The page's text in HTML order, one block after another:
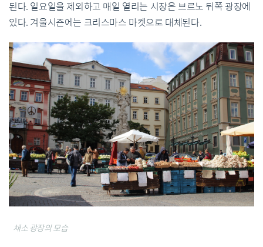
된다. 일요일을 제외하고 매일 열리는 시장은 브르노 뒤쪽 광장에
있다. 겨울시즌에는 크리스마스 마켓으로 대체된다.
채소 광장의 모습